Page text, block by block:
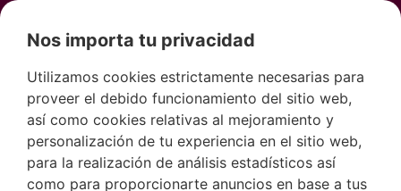
Categoría:Moraira
Descubre el Castillo de
Nos importa tu privacidad
Utilizamos cookies estrictamente necesarias para
proveer el debido funcionamiento del sitio web,
así como cookies relativas al mejoramiento y
personalización de tu experiencia en el sitio web,
para la realización de análisis estadísticos así
como para proporcionarte anuncios en base a tus